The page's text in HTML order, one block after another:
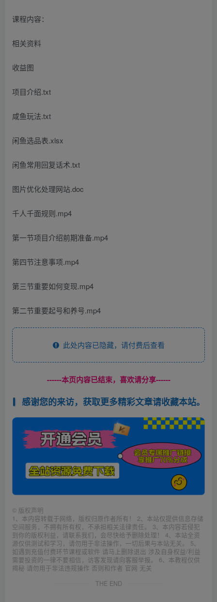
课程内容：
相关资料
收益图
项目介绍.txt
咸鱼玩法.txt
闲鱼选品表.xlsx
闲鱼常用回复话术.txt
图片优化处理网站.doc
千人千面规则.mp4
第一节项目介绍前期准备.mp4
第四节注意事项.mp4
第三节重要如何变现.mp4
第二节重要起号和养号.mp4
此处内容已隐藏，请付费后查看
------本页内容已结束，喜欢请分享------
感谢您的来访，获取更多精彩文章请收藏本站。
© 版权声明
1、本内容转载于网络，版权归原作者所有！ 2、本站仅提供信息存储
空间服务，不拥有所有权，不承担相关法律责任。 3、本内容若侵犯
到你的版权利益，请联系我们，会尽快给予删除处理！ 4、本站全资
源仅供测试和学习，请勿用于非法操作，一切后果与本站无关。 5、
如遇到充值付费环节课程或软件 请马上删除退出 涉及自身权益/利益
需要投资的一律不要相信，访客发现请向客服举报。 6、本教程仅供
揭秘 请勿用于非法违规操作 否则和作者 官网 无关
THE END